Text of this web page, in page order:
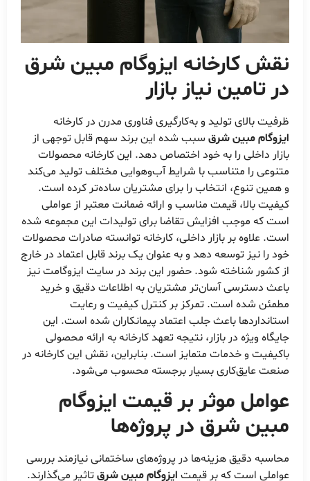
نقش کارخانه ایزوگام مبین شرق
در تامین نیاز بازار
ظرفیت بالای تولید و به‌کارگیری فناوری مدرن در کارخانه
ایزوگام مبین شرق سبب شده این برند سهم قابل توجهی از
بازار داخلی را به خود اختصاص دهد. این کارخانه محصولات
متنوعی را متناسب با شرایط آب‌وهوایی مختلف تولید می‌کند
و همین تنوع، انتخاب را برای مشتریان ساده‌تر کرده است.
کیفیت بالا، قیمت مناسب و ارائه ضمانت معتبر از عواملی
است که موجب افزایش تقاضا برای تولیدات این مجموعه شده
است. علاوه بر بازار داخلی، کارخانه توانسته صادرات محصولات
خود را نیز توسعه دهد و به عنوان یک برند قابل اعتماد در خارج
از کشور شناخته شود. حضور این برند در سایت ایزوگامت نیز
باعث دسترسی آسان‌تر مشتریان به اطلاعات دقیق و خرید
مطمئن شده است. تمرکز بر کنترل کیفیت و رعایت
استانداردها باعث جلب اعتماد پیمانکاران شده است. این
جایگاه ویژه در بازار، نتیجه تعهد کارخانه به ارائه محصولی
باکیفیت و خدمات متمایز است. بنابراین، نقش این کارخانه در
صنعت عایق‌کاری بسیار برجسته محسوب می‌شود.
عوامل موثر بر قیمت ایزوگام
مبین شرق در پروژه‌ها
محاسبه دقیق هزینه‌ها در پروژه‌های ساختمانی نیازمند بررسی
عواملی است که بر قیمت ایزوگام مبین شرقتاثیر می‌گذارند.